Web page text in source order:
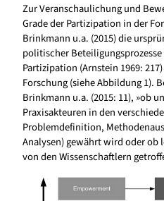
Zur Veranschaulichung und
Grade der Partizipation in der
Brinkmann u.a. (2015) die
politischer
Partizipation (Arnstein 1969:
Forschung (siehe Abbildung 1).
Brinkmann u.a. (2015: 11), »ob
Praxisakteuren in den
Problemdefinition,
Analysen) gewährt wird oder
von den Wissenschaftlern